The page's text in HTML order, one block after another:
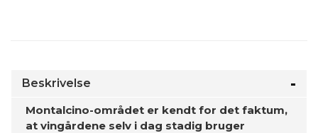
Beskrivelse
Montalcino-området er kendt for det faktum,
at vingårdene selv i dag stadig bruger